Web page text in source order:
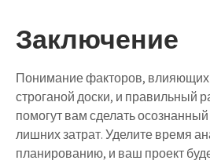
Заключение
Понимание факторов, влияющих
строганой доски, и правильный
помогут вам сделать
лишних затрат. Уделите время
планированию, и ваш проект